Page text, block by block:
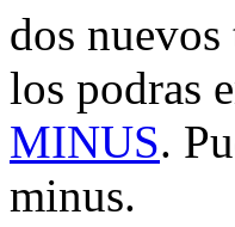
dos
los podras
MINUS.
minus.